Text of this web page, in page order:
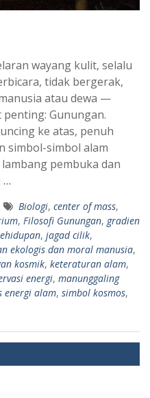
wayang kulit, selalu
tidak bergerak,
atau dewa —
Gunungan.
ke atas, penuh
simbol-simbol alam
pembuka dan
…
Biologi, center of mass,
, Filosofi Gunungan, gradien
, jagad cilik,
ekologis dan moral manusia,
kosmik, keteraturan alam,
energi, manunggaling
energi alam, simbol kosmos,